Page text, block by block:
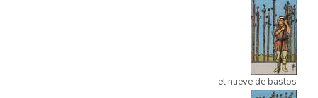
el nueve de bastos